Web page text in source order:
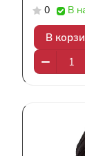
0 В
В